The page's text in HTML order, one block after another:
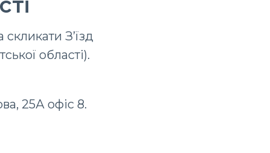
З’їзд
області).
25А офіс 8.